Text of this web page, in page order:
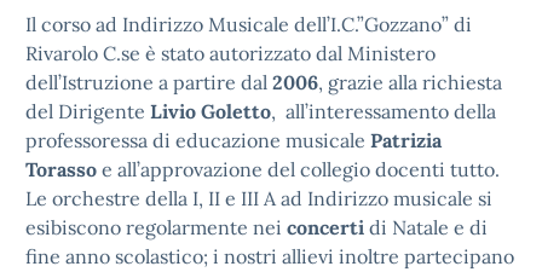
Il corso ad Indirizzo Musicale dell’I.C.”Gozzano” di
Rivarolo C.se è stato autorizzato dal Ministero
dell’Istruzione a partire dal 2006, grazie alla richiesta
del Dirigente Livio Goletto, all’interessamento della
professoressa di educazione musicale Patrizia
Torasso e all’approvazione del collegio docenti tutto.
Le orchestre della I, II e III A ad Indirizzo musicale si
esibiscono regolarmente nei concerti di Natale e di
fine anno scolastico; i nostri allievi inoltre partecipano